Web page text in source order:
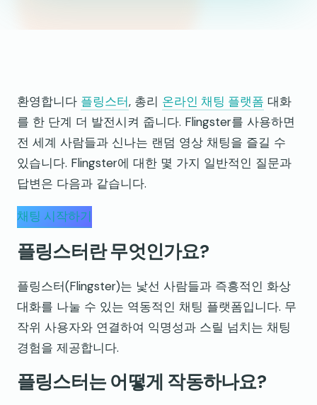
환영합니다 플링스터, 총리 온라인 채팅 플랫폼 대화
를 한 단계 더 발전시켜 줍니다. Flingster를 사용하면
전 세계 사람들과 신나는 랜덤 영상 채팅을 즐길 수
있습니다. Flingster에 대한 몇 가지 일반적인 질문과
답변은 다음과 같습니다.
채팅 시작하기
플링스터란 무엇인가요?
플링스터(Flingster)는 낯선 사람들과 즉흥적인 화상
대화를 나눌 수 있는 역동적인 채팅 플랫폼입니다. 무
작위 사용자와 연결하여 익명성과 스릴 넘치는 채팅
경험을 제공합니다.
플링스터는 어떻게 작동하나요?